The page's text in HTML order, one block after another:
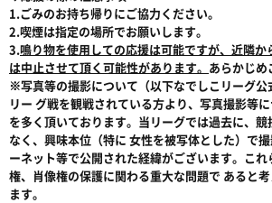
1.ごみのお持ち帰りにご協力ください。
2.喫煙は指定の場所でお願いします。
3.鳴り物を使用しての応援は可能ですが、近隣か
は中止させて頂く可能性があります。 あらかじめ
※写真等の撮影について（以下なでしこリーグ公
リー グ戦を観戦されている方より、写真撮影等
を多く頂いております。当リーグでは過去に、
なく、興味本位（特に 女性を被写体とした）で
ーネット等で公開された経緯がございます。こ
権、肖像権の保護に関わる重大な問題で あると
ます。